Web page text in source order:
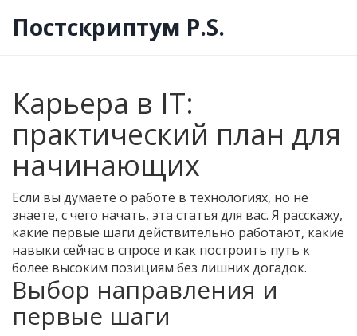
Постскриптум P.S.
Карьера в IT:
практический план для
начинающих
Если вы думаете о работе в технологиях, но не
знаете, с чего начать, эта статья для вас. Я расскажу,
какие первые шаги действительно работают, какие
навыки сейчас в спросе и как построить путь к
более высоким позициям без лишних догадок.
Выбор направления и
первые шаги